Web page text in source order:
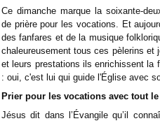
Ce dimanche marque la soixante-
de prière pour les vocations. Et
des fanfares et de la musique
chaleureusement tous ces pèlerins et
et leurs prestations ils enrichissent la
: oui, c'est lui qui guide l'Église avec
Prier pour les vocations avec tout
Jésus dit dans l’Évangile qu’il